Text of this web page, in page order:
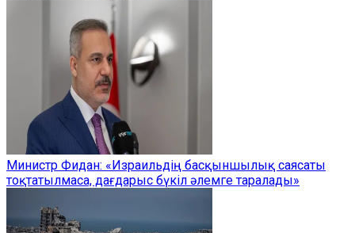
Министр Фидан: «Израильдің басқыншылық саясаты
тоқтатылмаса, дағдарыс бүкіл әлемге таралады»